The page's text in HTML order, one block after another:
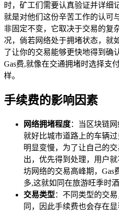
时，矿工们需要认真验证并详细
就是对他们这份辛苦工作的认可
非固定不变，它取决于交易的复
况，倘若网络处于拥堵状态，就
了让你的交易能够更快地得到确
Gas费,就像在交通拥堵时选择支
样。
手续费的影响因素
网络拥堵程度：当区块链
就好比城市道路上的车辆
明显变慢，为了让自己的
出，优先得到处理，用户
坊网络的交易高峰期，Gas
多,这就如同在旅游旺季时
交易类型 ：不同类型的交
同，因此手续费也会存在